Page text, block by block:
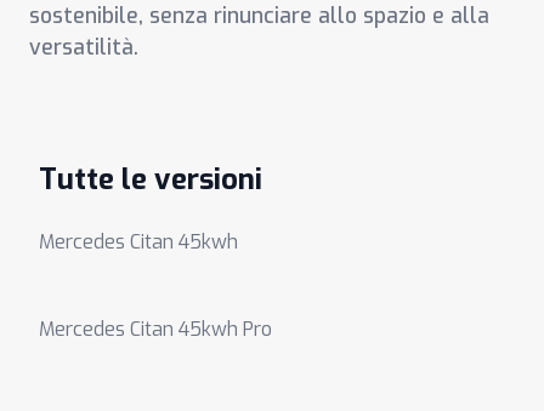
sostenibile, senza rinunciare allo spazio e alla
versatilità.
Tutte le versioni
Mercedes Citan 45kwh
Mercedes Citan 45kwh Pro